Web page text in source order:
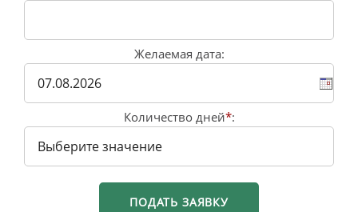
Желаемая дата:
Количество дней*: